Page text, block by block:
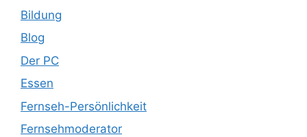
Bildung
Blog
Der PC
Essen
Fernseh-Persönlichkeit
Fernsehmoderator